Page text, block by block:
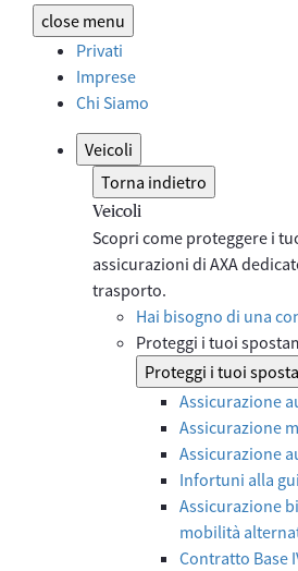
close menu
Privati
Imprese
Chi Siamo
Veicoli
Torna indietro
Veicoli
Scopri come proteggere i
assicurazioni di AXA
trasporto.
Hai bisogno di una
Proteggi i tuoi
Proteggi i tuoi
Assicurazione
Assicurazione
Assicurazione
Infortuni alla
Assicurazione
mobilità
Contratto Base